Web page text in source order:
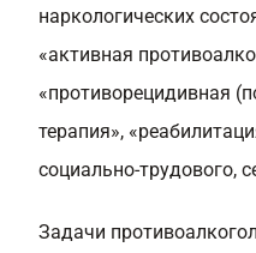
наркологических
«активная
«противорецидивная
терапия»,
социально-трудового,
Задачи